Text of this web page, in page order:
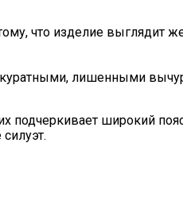
что изделие
лишенными
подчеркивает широкий